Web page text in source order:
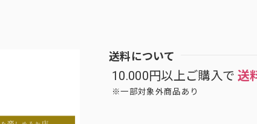
送料について
10.000円以上ご購入で 送
※一部対象外商品あり